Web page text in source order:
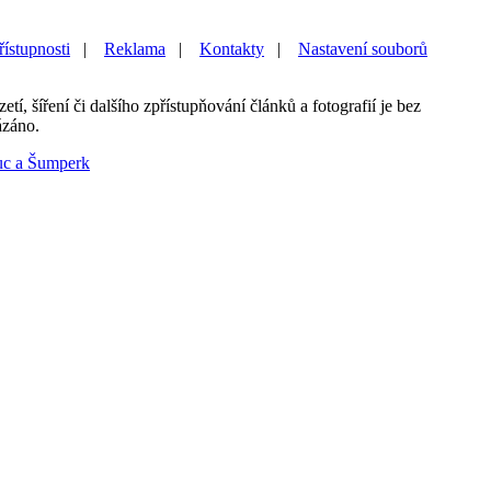
Reklama Kontakty Nastavení souborů
šíření či dalšího zpřístupňování článků a fotografií je bez
a Šumperk